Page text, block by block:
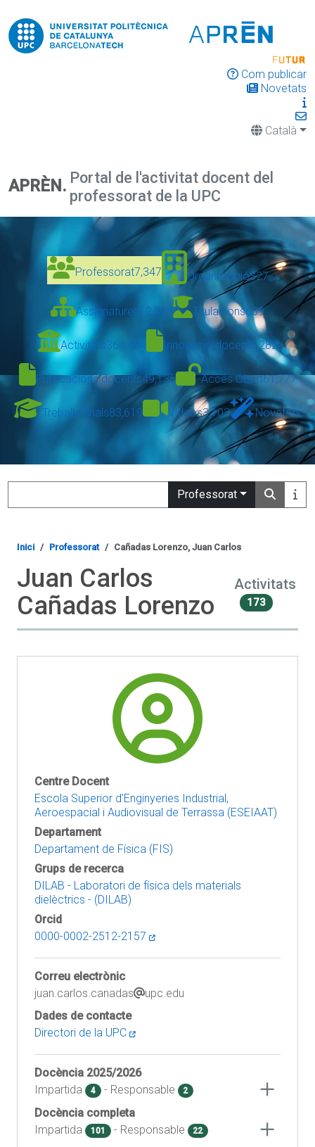
Com publicar
Novetats
Català
APRÈN. Portal de l'activitat docent del
professorat de la UPC
Professorat7,347 Organització327
Assignatures12,328 Titulacions639
Activitats364,434 Innovació docent6,282
Publicacions docents49,136 Accés Obert61,777
Treballs finals83,619 Vídeos3,103 Novetats
Professorat
Inici Professorat Cañadas Lorenzo, Juan Carlos
Juan Carlos
Cañadas Lorenzo
Activitats
173
Centre Docent
Escola Superior d'Enginyeries Industrial,
Aeroespacial i Audiovisual de Terrassa (ESEIAAT)
Departament
Departament de Física (FIS)
Grups de recerca
DILAB - Laboratori de física dels materials
dielèctrics - (DILAB)
Orcid
0000-0002-2512-2157
Correu electrònic
juan.carlos.canadas
upc.edu
Dades de contacte
Directori de la UPC
Docència 2025/2026
Impartida
4 - Responsable 2
Docència completa
Impartida
101 - Responsable 22